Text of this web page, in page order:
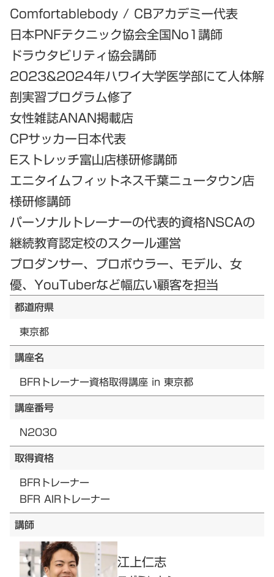
Comfortablebody / CBアカデミー代表
日本PNFテクニック協会全国No1講師
ドラウタビリティ協会講師
2023&2024年ハワイ大学医学部にて人体解
剖実習プログラム修了
女性雑誌ANAN掲載店
CPサッカー日本代表
Eストレッチ富山店様研修講師
エニタイムフィットネス千葉ニュータウン店
様研修講師
パーソナルトレーナーの代表的資格NSCAの
継続教育認定校のスクール運営
プロダンサー、プロボウラー、モデル、女
優、YouTuberなど幅広い顧客を担当
都道府県
東京都
講座名
BFRトレーナー資格取得講座 in 東京都
講座番号
N2030
取得資格
BFRトレーナー
BFR AIRトレーナー
講師
江上仁志